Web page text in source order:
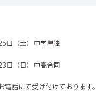
日（土）中学単独
日（日）中高合同
話にて受け付けております。